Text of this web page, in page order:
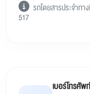
รถโดยสารประจำท
517
เบอร์โทรศั